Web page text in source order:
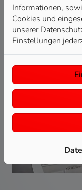
Für Haushalte, die
Wasserqualität
Kaffeemaschine)
Informationen,
Cookies und
unserer
Einstellungen